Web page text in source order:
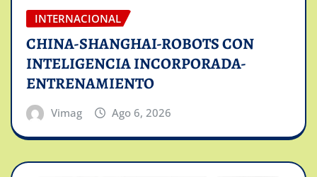
INTERNACIONAL
CHINA-SHANGHAI-ROBOTS CON
INTELIGENCIA INCORPORADA-
ENTRENAMIENTO
Vimag Ago 6, 2026